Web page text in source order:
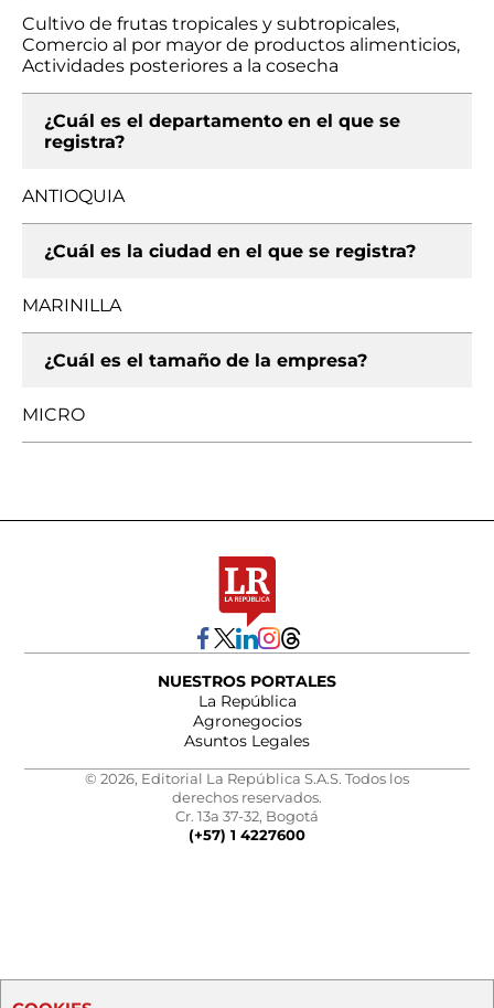
Cultivo de frutas tropicales y subtropicales,
Comercio al por mayor de productos alimenticios,
Actividades posteriores a la cosecha
¿Cuál es el departamento en el que se
registra?
ANTIOQUIA
¿Cuál es la ciudad en el que se registra?
MARINILLA
¿Cuál es el tamaño de la empresa?
MICRO
NUESTROS PORTALES
La República
Agronegocios
Asuntos Legales
© 2026, Editorial La República S.A.S. Todos los
derechos reservados.
Cr. 13a 37-32, Bogotá
(+57) 1 4227600